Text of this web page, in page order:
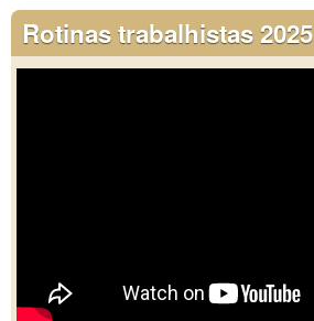
Rotinas trabalhistas 2025